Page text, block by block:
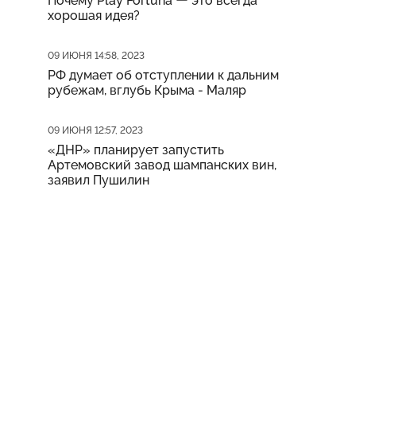
хорошая идея?
Дата публикации
09 ИЮНЯ 14:58, 2023
РФ думает об отступлении к дальним
рубежам, вглубь Крыма - Маляр
Дата публикации
09 ИЮНЯ 12:57, 2023
«ДНР» планирует запустить
Артемовский завод шампанских вин,
заявил Пушилин